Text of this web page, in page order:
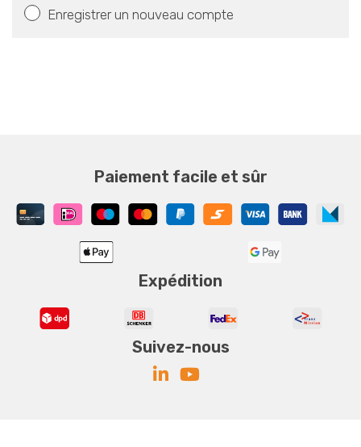
Enregistrer un nouveau compte
Paiement facile et sûr
Expédition
Suivez-nous